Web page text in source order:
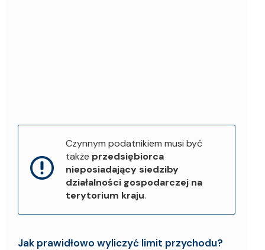
Czynnym podatnikiem musi być
także przedsiębiorca
nieposiadający siedziby
działalności gospodarczej na
terytorium kraju.
Jak prawidłowo wyliczyć limit przychodu?